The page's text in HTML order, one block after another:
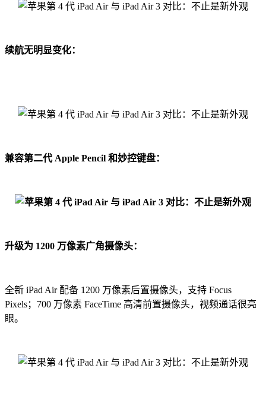
续航无明显变化：
兼容第二代 Apple Pencil 和妙控键盘：
升级为 1200 万像素广角摄像头：
全新 iPad Air 配备 1200 万像素后置摄像头，支持 Focus
Pixels；700 万像素 FaceTime 高清前置摄像头，视频通话很亮
眼。